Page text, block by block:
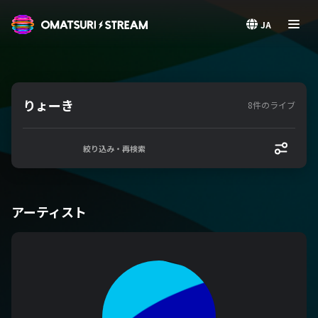
JA
りょーき 8件のライブ
絞り込み・再検索
アーティスト